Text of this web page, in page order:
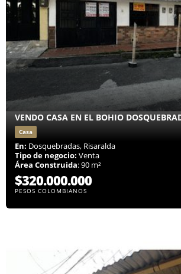
VENDO CASA EN EL BOHIO
Casa
En: Dosquebradas, Risaralda
Tipo de negocio: Venta
Área Construida: 90 m²
$320.000.000
PESOS COLOMBIANOS